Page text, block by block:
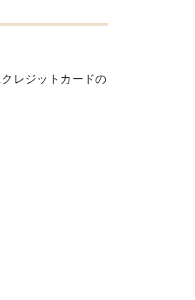
レジットカードの